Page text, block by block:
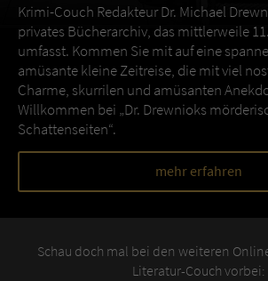
Krimi-Couch Redakteur Dr. Michael
privates Bücherarchiv, das mittlerweile
umfasst. Kommen Sie mit auf eine
amüsante kleine Zeitreise, die mit viel
Charme, skurrilen und amüsanten
Willkommen bei „Dr. Drewnioks
Schattenseiten“.
mehr erfahren
Schau doch mal bei den weiteren
Literatur-Couch vorbei: